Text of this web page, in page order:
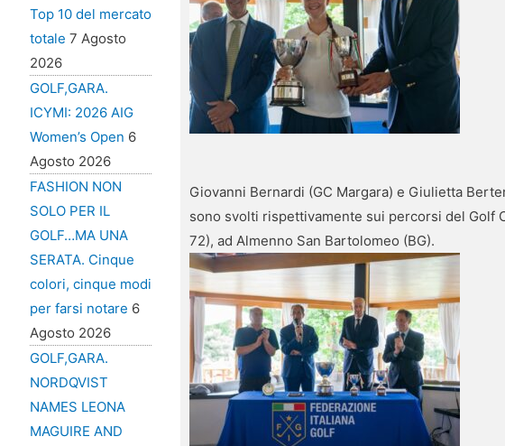
Top 10 del mercato
totale 7 Agosto
2026
GOLF,GARA.
ICYMI: 2026 AIG
Women’s Open 6
Agosto 2026
FASHION NON
SOLO PER IL
GOLF…MA UNA
SERATA. Cinque
colori, cinque modi
per farsi notare 6
Agosto 2026
GOLF,GARA.
NORDQVIST
NAMES LEONA
MAGUIRE AND
Giovanni Bernardi (GC Margara) e Giulietta
sono svolti rispettivamente sui percorsi del Golf
72), ad Almenno San Bartolomeo (BG).